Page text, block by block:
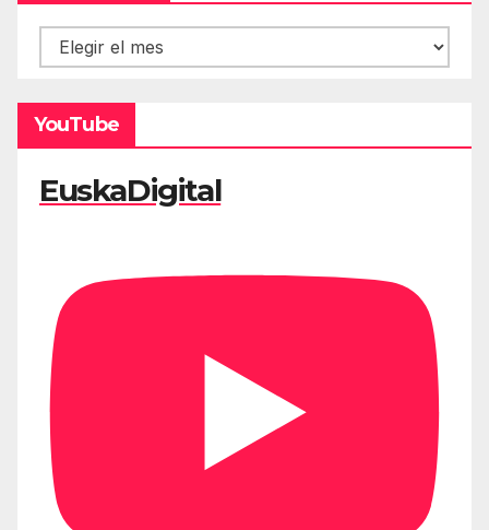
Hemeroteca
YouTube
EuskaDigital